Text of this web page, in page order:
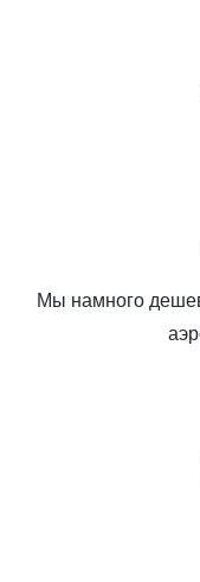
Мы намного